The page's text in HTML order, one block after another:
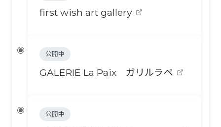
first wish art gallery
公開中
GALERIE La Paix ガリルラペ
公開中